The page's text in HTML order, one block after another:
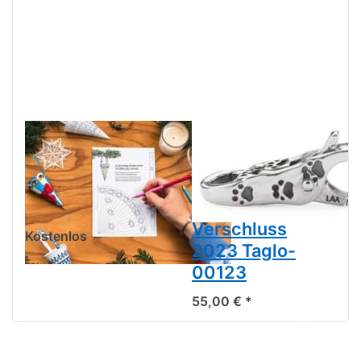
SHARE A
CHRISTMAS
CARD.. MIT
ANLEITUNG
Kostenlos
Verschluss -
Limitierter Black
Friday
Verschluss
2023 Taglo-
00123
55,00 € *